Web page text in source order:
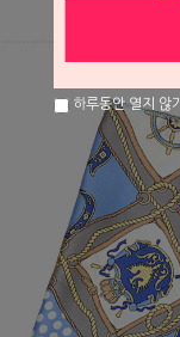
하루동안 열지 않기